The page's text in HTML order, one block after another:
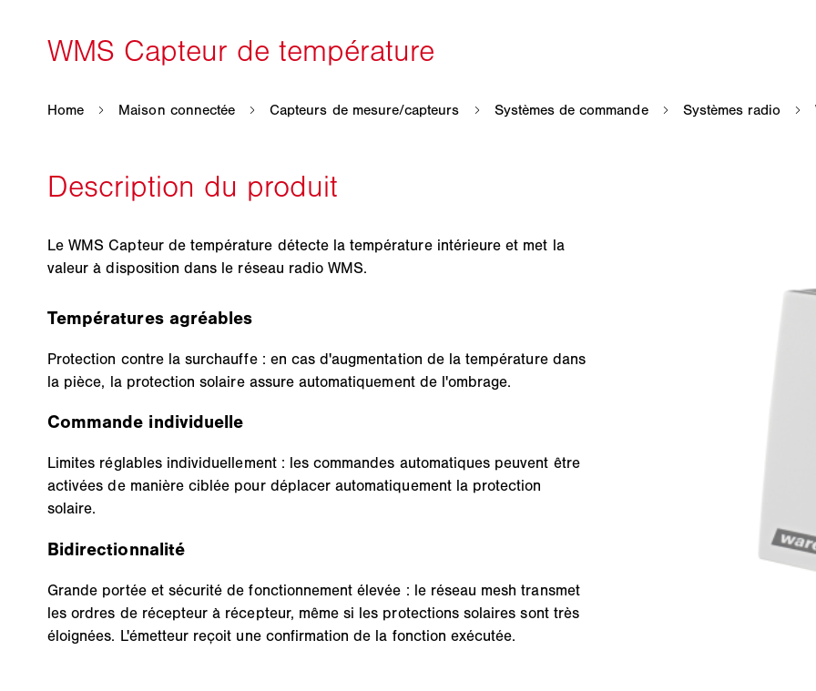
Le WMS Capteur de température détecte la température intérieure et met la
valeur à disposition dans le réseau radio WMS.
Températures agréables
Protection contre la surchauffe : en cas d'augmentation de la température dans
la pièce, la protection solaire assure automatiquement de l'ombrage.
Commande individuelle
Limites réglables individuellement : les commandes automatiques peuvent être
activées de manière ciblée pour déplacer automatiquement la protection
solaire.
Bidirectionnalité
Grande portée et sécurité de fonctionnement élevée : le réseau mesh transmet
les ordres de récepteur à récepteur, même si les protections solaires sont très
éloignées. L'émetteur reçoit une confirmation de la fonction exécutée.